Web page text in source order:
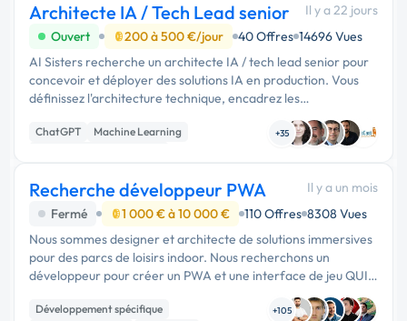
Architecte IA / Tech Lead senior
Il y a 22 jours
Ouvert
200 à 500 €/jour 40 Offres 14696 Vues
AI Sisters recherche un architecte IA / tech lead senior pour
concevoir et déployer des solutions IA en production. Vous
définissez l'architecture technique, encadrez les
développements et garantissez la qualité des livrables.
Maîtrise des …
ChatGPT
Machine Learning
+35
Recherche développeur PWA
Il y a un mois
Fermé
1 000 € à 10 000 € 110 Offres 8308 Vues
Nous sommes designer et architecte de solutions immersives
pour des parcs de loisirs indoor. Nous recherchons un
développeur pour créer un PWA et une interface de jeu QUIZ
Développement spécifique
+105